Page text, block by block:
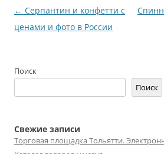
Навигация
по
← Серпантин и конфетти с
ценами и фото в России
Поиск
Поиск
Свежие записи
Торговая площадка Тольятти.